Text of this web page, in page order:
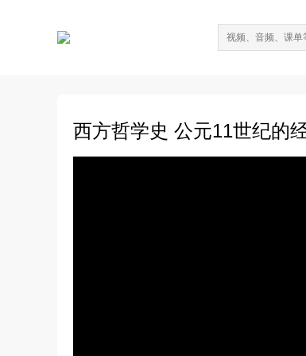
西方哲学史 公元11世纪的